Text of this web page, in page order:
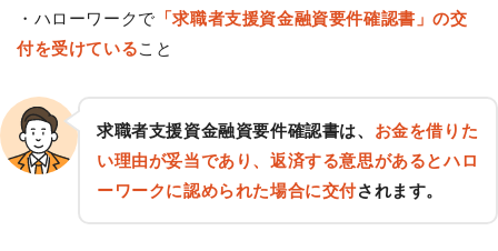
・ハローワークで 「求職者支援資金融資要件確認書」の交
付を受けていること
求職者支援資金融資要件確認書は、 お金を借りた
い理由が妥当であり、返済する意思があるとハロ
ーワークに認められた場合に交付されます。